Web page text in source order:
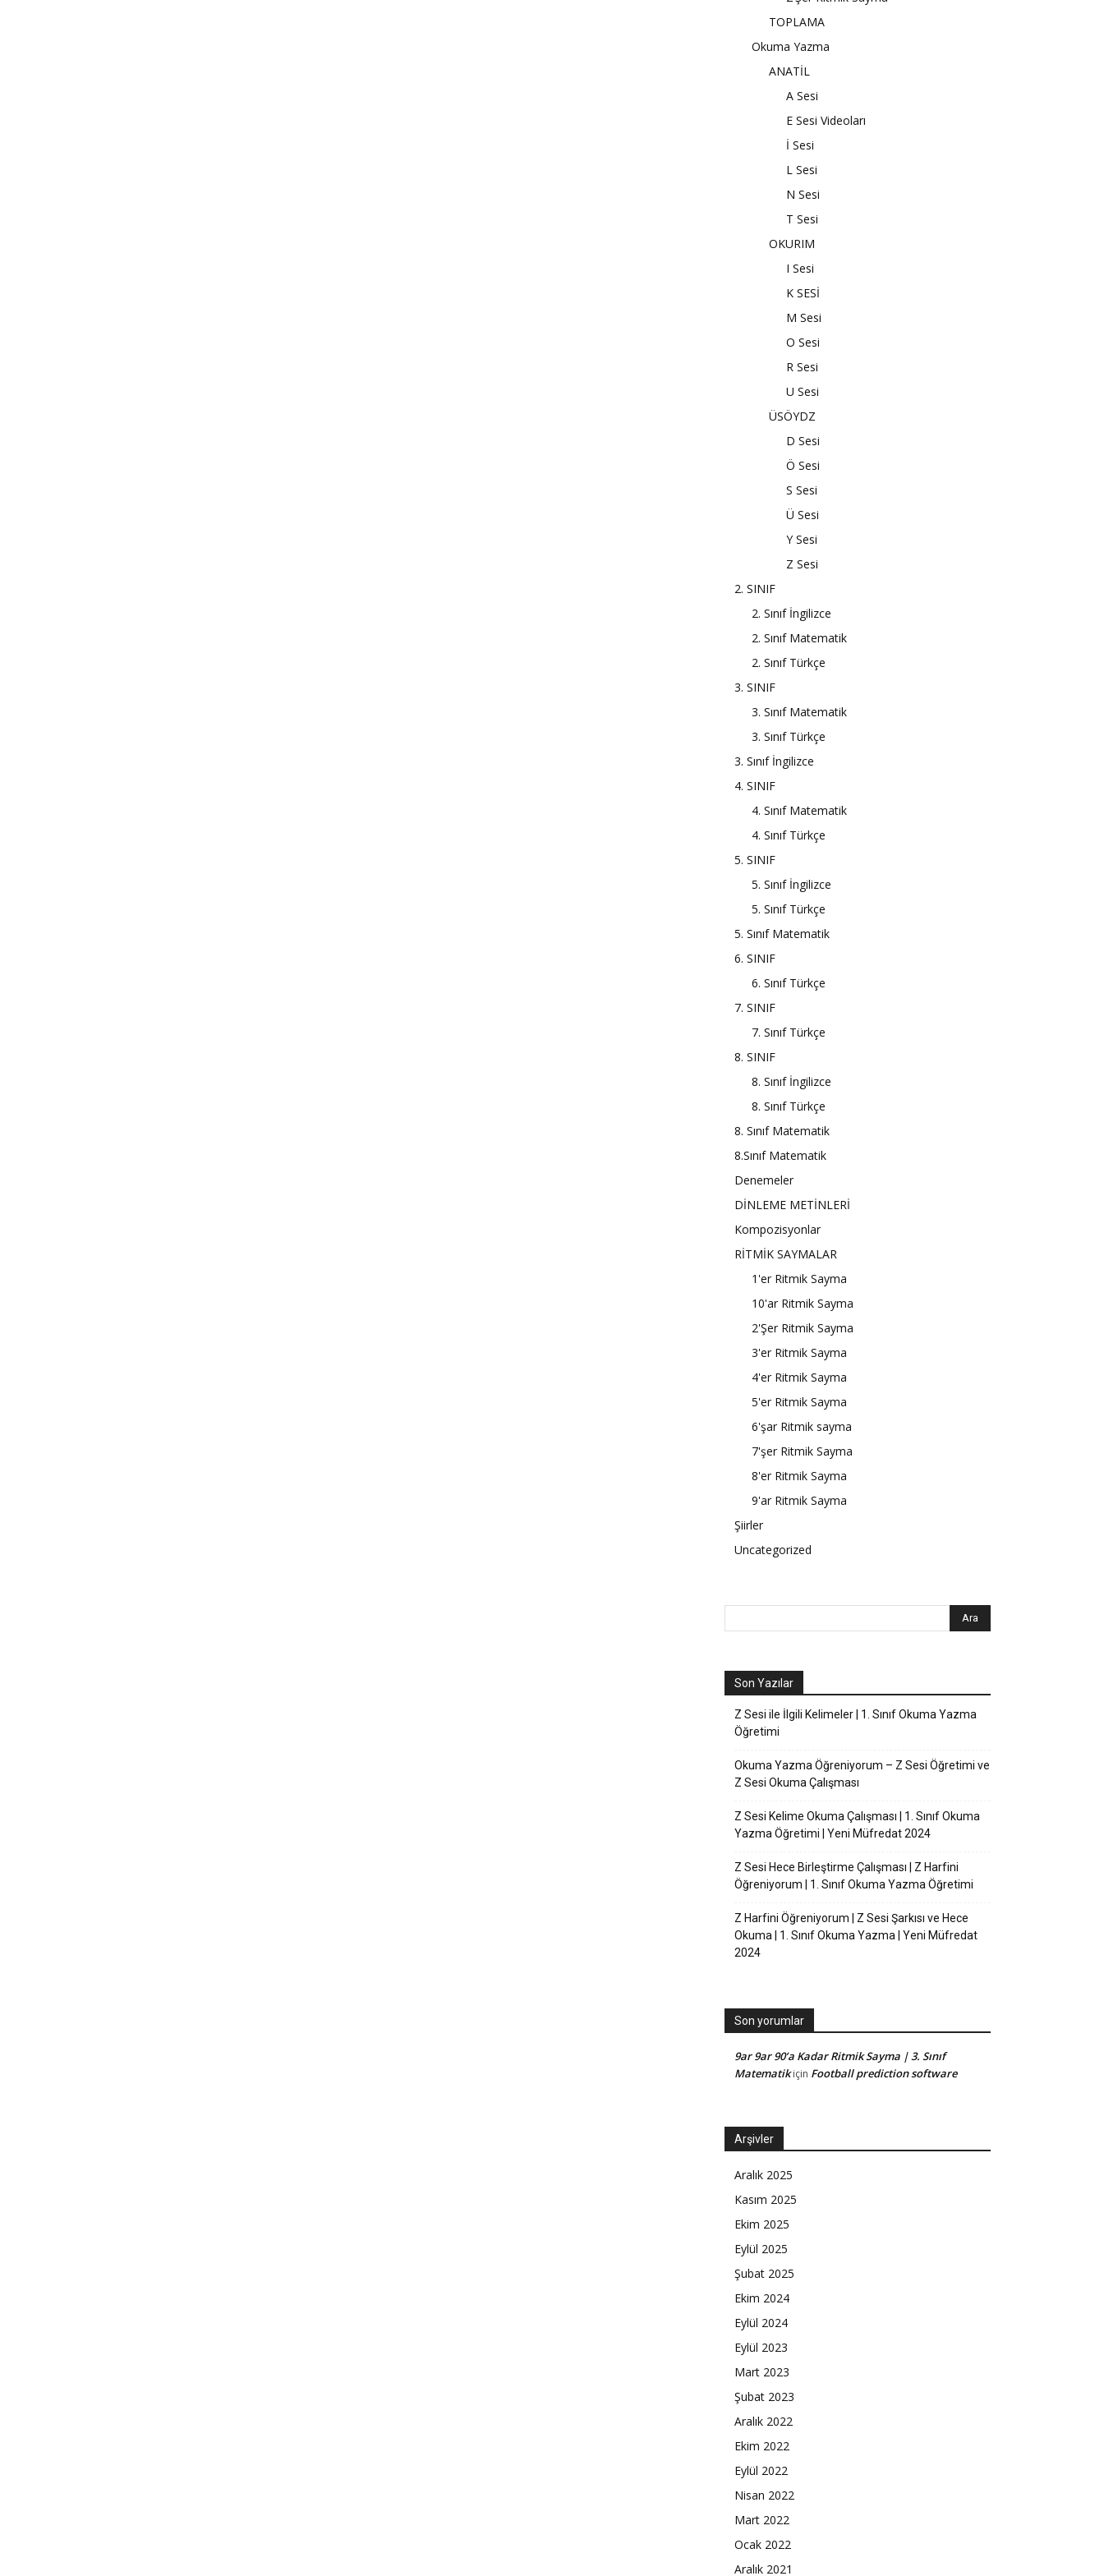
TOPLAMA
Okuma Yazma
ANATİL
A Sesi
E Sesi Videoları
İ Sesi
L Sesi
N Sesi
T Sesi
OKURIM
I Sesi
K SESİ
M Sesi
O Sesi
R Sesi
U Sesi
ÜSÖYDZ
D Sesi
Ö Sesi
S Sesi
Ü Sesi
Y Sesi
Z Sesi
2. SINIF
2. Sınıf İngilizce
2. Sınıf Matematik
2. Sınıf Türkçe
3. SINIF
3. Sınıf Matematik
3. Sınıf Türkçe
3. Sınıf İngilizce
4. SINIF
4. Sınıf Matematik
4. Sınıf Türkçe
5. SINIF
5. Sınıf İngilizce
5. Sınıf Türkçe
5. Sınıf Matematik
6. SINIF
6. Sınıf Türkçe
7. SINIF
7. Sınıf Türkçe
8. SINIF
8. Sınıf İngilizce
8. Sınıf Türkçe
8. Sınıf Matematik
8.Sınıf Matematik
Denemeler
DİNLEME METİNLERİ
Kompozisyonlar
RİTMİK SAYMALAR
1'er Ritmik Sayma
10'ar Ritmik Sayma
2'Şer Ritmik Sayma
3'er Ritmik Sayma
4'er Ritmik Sayma
5'er Ritmik Sayma
6'şar Ritmik sayma
7'şer Ritmik Sayma
8'er Ritmik Sayma
9'ar Ritmik Sayma
Şiirler
Uncategorized
Son Yazılar
Z Sesi ile İlgili Kelimeler | 1. Sınıf Okuma Yazma
Öğretimi
Okuma Yazma Öğreniyorum – Z Sesi Öğretimi ve
Z Sesi Okuma Çalışması
Z Sesi Kelime Okuma Çalışması | 1. Sınıf Okuma
Yazma Öğretimi | Yeni Müfredat 2024
Z Sesi Hece Birleştirme Çalışması | Z Harfini
Öğreniyorum | 1. Sınıf Okuma Yazma Öğretimi
Z Harfini Öğreniyorum | Z Sesi Şarkısı ve Hece
Okuma | 1. Sınıf Okuma Yazma | Yeni Müfredat
2024
Son yorumlar
9ar 9ar 90’a Kadar Ritmik Sayma | 3. Sınıf
Matematikiçin Football prediction software
Arşivler
Aralık 2025
Kasım 2025
Ekim 2025
Eylül 2025
Şubat 2025
Ekim 2024
Eylül 2024
Eylül 2023
Mart 2023
Şubat 2023
Aralık 2022
Ekim 2022
Eylül 2022
Nisan 2022
Mart 2022
Ocak 2022
Aralık 2021